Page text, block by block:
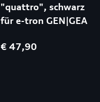
"quattro", schwarz
für e-tron GEN|GEA
€ 47,90